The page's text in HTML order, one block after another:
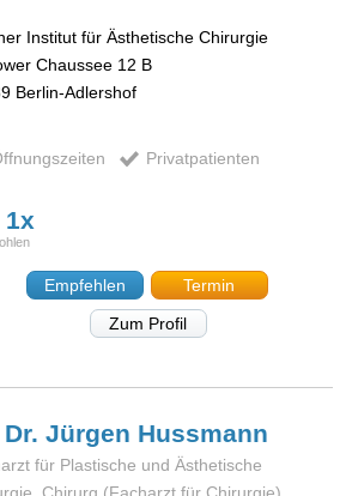
Institut für Ästhetische Chirurgie
Chaussee 12 B
Berlin-Adlershof
Privatpatienten
1x
Empfehlen
Termin
Zum Profil
Dr. Jürgen Hussmann
für Plastische und Ästhetische